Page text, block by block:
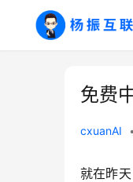
免费
cxuanAI •
就在昨